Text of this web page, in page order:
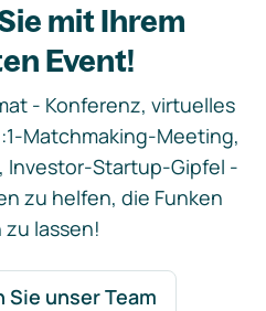
mit Ihrem
Event!
- Konferenz, virtuelles
Matchmaking-Meeting,
Investor-Startup-Gipfel -
zu helfen, die Funken
lassen!
unser Team